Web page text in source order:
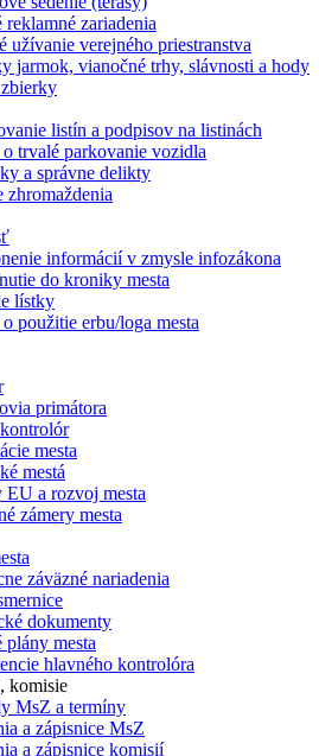
zariadenia
užívanie verejného priestranstva
jarmok, vianočné trhy, slávnosti a hody
listín a podpisov na listinách
trvalé parkovanie vozidla
a správne delikty
zhromaždenia
informácií v zmysle infozákona
do kroniky mesta
lístky
použitie erbu/loga mesta
primátora
mesta
mestá
EU a rozvoj mesta
zámery mesta
záväzné nariadenia
dokumenty
plány mesta
hlavného kontrolóra
komisie
MsZ a termíny
a zápisnice MsZ
a zápisnice komisií